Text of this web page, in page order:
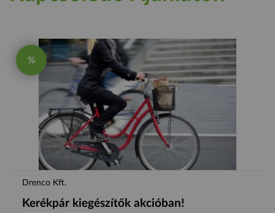
%
Drenco Kft.
Kerékpár kiegészítők akcióban!